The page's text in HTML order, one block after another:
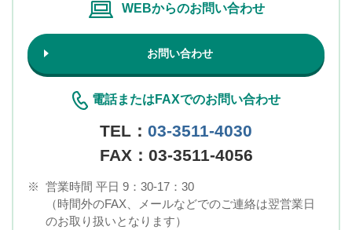
WEBからのお問い合わせ
お問い合わせ
電話またはFAXでのお問い合わせ
TEL： 03-3511-4030
FAX：03-3511-4056
※ 営業時間 平日 9：30-17：30
（時間外のFAX、メールなどでのご連絡は翌営業日
のお取り扱いとなります）